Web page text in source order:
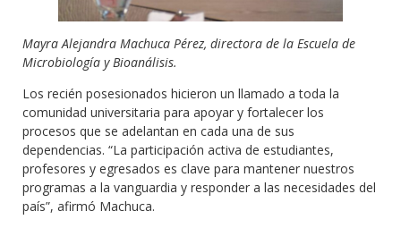
Mayra Alejandra Machuca Pérez, directora de la Escuela de
Microbiología y Bioanálisis.
Los recién posesionados hicieron un llamado a toda la
comunidad universitaria para apoyar y fortalecer los
procesos que se adelantan en cada una de sus
dependencias. “La participación activa de estudiantes,
profesores y egresados es clave para mantener nuestros
programas a la vanguardia y responder a las necesidades del
país”, afirmó Machuca.